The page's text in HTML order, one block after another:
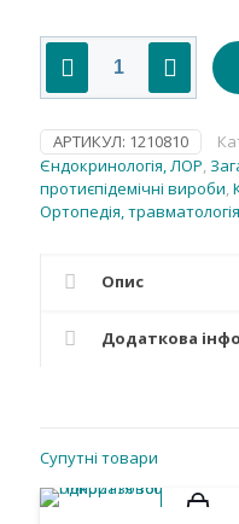
Покриття
160х240cm(см
35g/m2(г/
м2),
з
U-
стерильне,
АРТИКУЛ: 1210810
Єндокринологія, ЛОР,
протиєпідемічні вироби,
Ортопедія,
Опис
Додаткова
Супутні товари